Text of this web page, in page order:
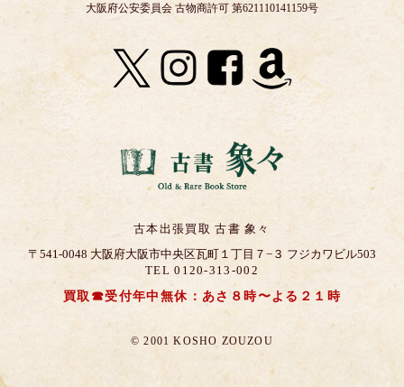
大阪府公安委員会 古物商許可 第621110141159号
古本出張買取 古書 象々
〒541-0048 大阪府大阪市中央区瓦町１丁目７−３ フジカワビル503
TEL 0120-313-002
買取☎受付年中無休：あさ８時〜よる２１時
© 2001 KOSHO ZOUZOU